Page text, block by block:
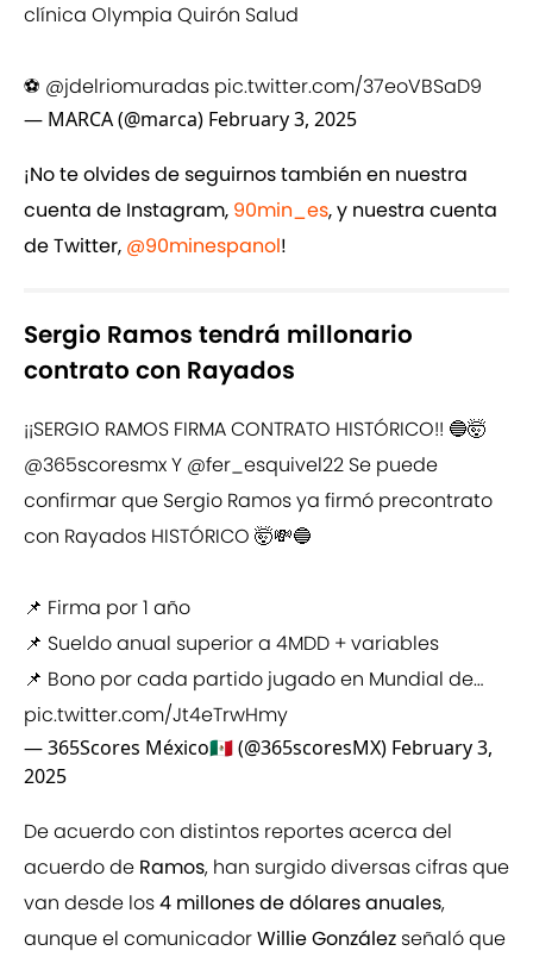
clínica Olympia Quirón Salud
⚽ @jdelriomuradas pic.twitter.com/37eoVBSaD9
— MARCA (@marca) February 3, 2025
¡No te olvides de seguirnos también en nuestra
cuenta de Instagram, 90min_es, y nuestra cuenta
de Twitter, @90minespanol!
Sergio Ramos tendrá millonario
contrato con Rayados
¡¡SERGIO RAMOS FIRMA CONTRATO HISTÓRICO!! 🔵🤯
@365scoresmxY @fer_esquivel22 Se puede
confirmar que Sergio Ramos ya firmó precontrato
con Rayados HISTÓRICO 🤯💸🔵
📌 Firma por 1 año
📌 Sueldo anual superior a 4MDD + variables
📌 Bono por cada partido jugado en Mundial de…
pic.twitter.com/Jt4eTrwHmy
— 365Scores México🇲🇽 (@365scoresMX) February 3,
2025
De acuerdo con distintos reportes acerca del
acuerdo de Ramos, han surgido diversas cifras que
van desde los4 millones de dólares anuales,
aunque el comunicadorWillie González señaló que